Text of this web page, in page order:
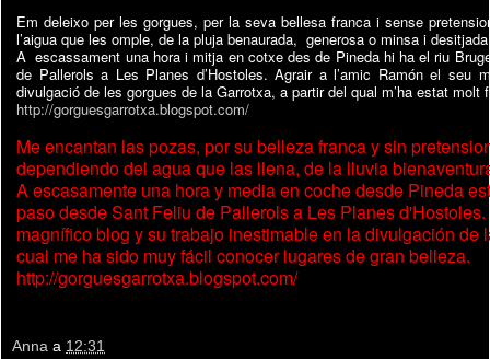
Em deleixo per les gorgues, per la seva bellesa franca i sense
l’aigua que les omple, de la pluja benaurada, generosa o minsa i
A escassament una hora i mitja en cotxe des de Pineda hi ha el riu
de Pallerols a Les Planes d’Hostoles. Agrair a l’amic Ramón el seu
divulgació de les gorgues de la Garrotxa, a partir del qual m’ha estat
http://gorguesgarrotxa.blogspot.com/
Me encantan las pozas, por su belleza franca y sin
dependiendo del agua que las llena, de la lluvia
A escasamente una hora y media en coche desde Pineda
paso desde Sant Feliu de Pallerols a Les Planes
magnífico blog y su trabajo inestimable en la divulgación de
cual me ha sido muy fácil conocer lugares de gran belleza.
http://gorguesgarrotxa.blogspot.com/
Anna a 12:31